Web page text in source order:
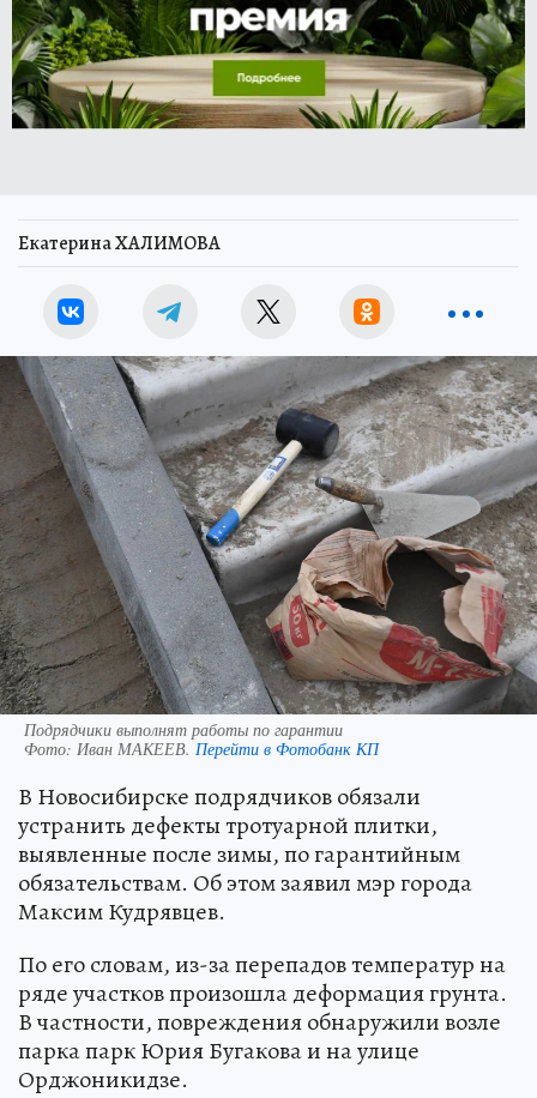
Екатерина ХАЛИМОВА
Подрядчики выполнят работы по гарантии
Фото: Иван МАКЕЕВ. Перейти в Фотобанк КП
В Новосибирске подрядчиков обязали
устранить дефекты тротуарной плитки,
выявленные после зимы, по гарантийным
обязательствам. Об этом заявил мэр города
Максим Кудрявцев.
По его словам, из-за перепадов температур на
ряде участков произошла деформация грунта.
В частности, повреждения обнаружили возле
парка парк Юрия Бугакова и на улице
Орджоникидзе.